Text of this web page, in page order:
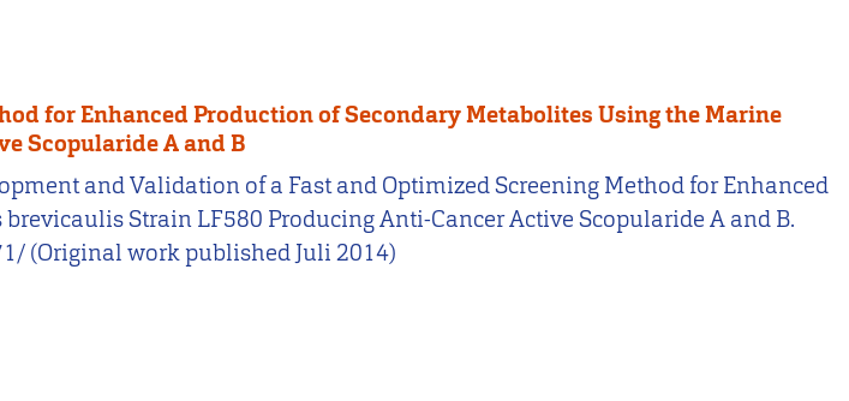
for Enhanced Production of Secondary Metabolites Using the Marine
Scopularide A and B
and Validation of a Fast and Optimized Screening Method for Enhanced
Strain LF580 Producing Anti-Cancer Active Scopularide A and B.
(Original work published Juli 2014)